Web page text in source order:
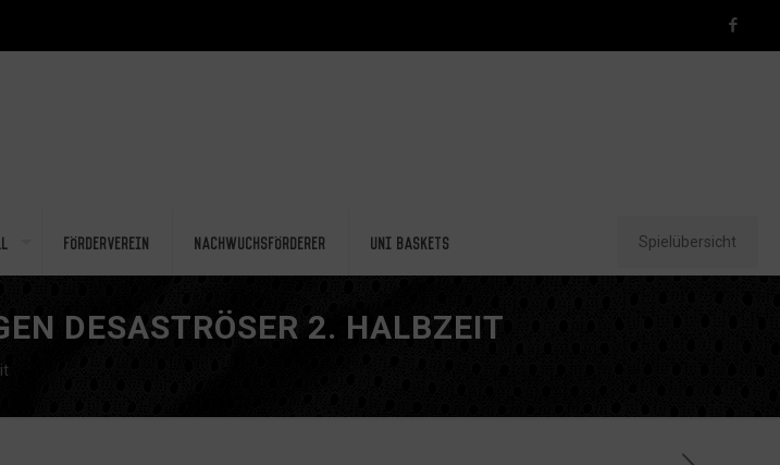
Förderverein Nachwuchsförderer Uni Baskets Spielübersicht
DESASTRÖSER 2. HALBZEIT